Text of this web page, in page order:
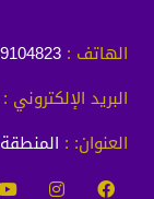
الهاتف :
البريد الإلكتروني :
العنوان: :